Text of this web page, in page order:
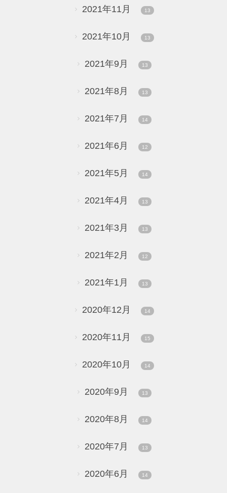
2021年11月 13
2021年10月 13
2021年9月 13
2021年8月 13
2021年7月 14
2021年6月 12
2021年5月 14
2021年4月 13
2021年3月 13
2021年2月 12
2021年1月 13
2020年12月 14
2020年11月 15
2020年10月 14
2020年9月 13
2020年8月 14
2020年7月 13
2020年6月 14